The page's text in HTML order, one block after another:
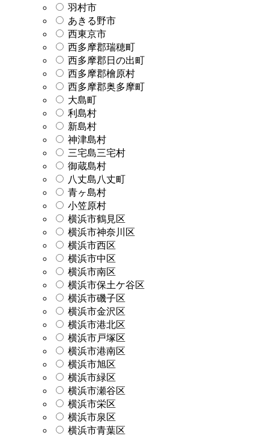
羽村市
あきる野市
西東京市
西多摩郡瑞穂町
西多摩郡日の出町
西多摩郡檜原村
西多摩郡奥多摩町
大島町
利島村
新島村
神津島村
三宅島三宅村
御蔵島村
八丈島八丈町
青ヶ島村
小笠原村
横浜市鶴見区
横浜市神奈川区
横浜市西区
横浜市中区
横浜市南区
横浜市保土ケ谷区
横浜市磯子区
横浜市金沢区
横浜市港北区
横浜市戸塚区
横浜市港南区
横浜市旭区
横浜市緑区
横浜市瀬谷区
横浜市栄区
横浜市泉区
横浜市青葉区